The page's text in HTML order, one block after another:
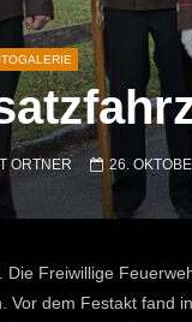
ORTNER 26.
Die Freiwillige
Vor dem Festakt fand